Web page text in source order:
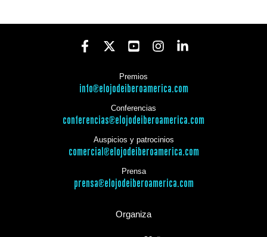
Premios
info@elojodeiberoamerica.com
Conferencias
conferencias@elojodeiberoamerica.com
Auspicios y patrocinios
comercial@elojodeiberoamerica.com
Prensa
prensa@elojodeiberoamerica.com
Organiza